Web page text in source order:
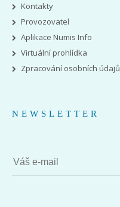
Kontakty
Provozovatel
Aplikace Numis Info
Virtuální prohlídka
Zpracování osobních údajů
NEWSLETTER